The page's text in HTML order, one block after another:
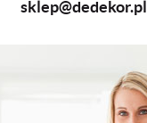
sklep@dedekor.pl